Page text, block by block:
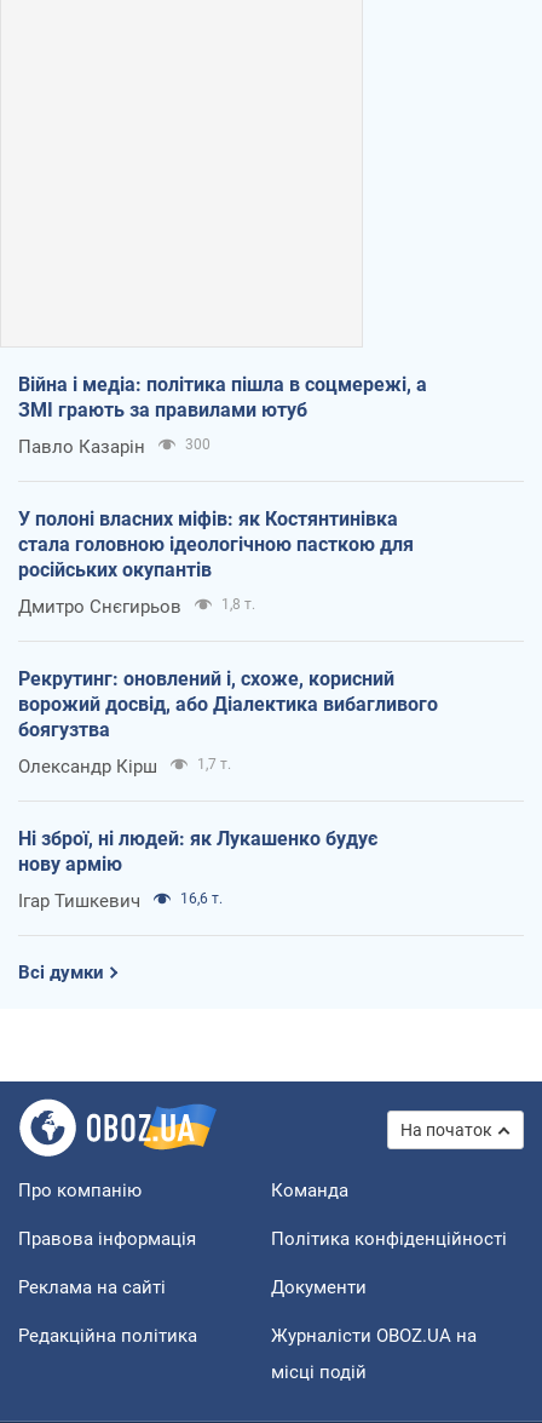
Війна і медіа: політика пішла в соцмережі, а
ЗМІ грають за правилами ютуб
Павло Казарін 300
У полоні власних міфів: як Костянтинівка
стала головною ідеологічною пасткою для
російських окупантів
Дмитро Снєгирьов 1,8 т.
Рекрутинг: оновлений і, схоже, корисний
ворожий досвід, або Діалектика вибагливого
боягузтва
Олександр Кірш 1,7 т.
Ні зброї, ні людей: як Лукашенко будує
нову армію
Ігар Тишкевич 16,6 т.
Всі думки
На початок
Про компанію Команда
Правова інформація Політика конфіденційності
Реклама на сайті Документи
Редакційна політика
Журналісти OBOZ.UA на
місці подій